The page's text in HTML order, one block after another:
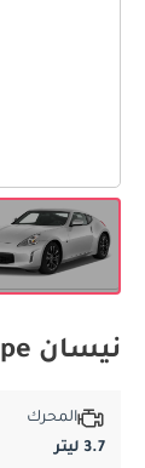
نيسان 370Z Std 3.7L (324 HP) Coupe المواصفات الأساسية
المحرك
3.7 ليتر